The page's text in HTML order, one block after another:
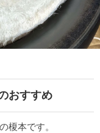
おすすめ
榎本です。